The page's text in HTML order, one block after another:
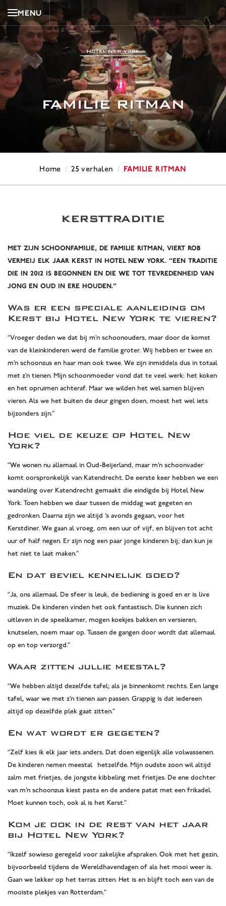
MENU
FAMILIE RITMAN
Home / 25 verhalen / Familie Ritman
KERSTTRADITIE
Met zijn schoonfamilie, de familie Ritman, viert Rob
Vermeij elk jaar Kerst in Hotel New York. “Een traditie
die in 2012 is begonnen en die we tot tevredenheid van
jong en oud in ere houden.”
Was er een speciale aanleiding om
Kerst bij Hotel New York te vieren?
“Vroeger deden we dat bij m’n schoonouders, maar door de komst
van de kleinkinderen werd de familie groter. Wij hebben er twee en
m’n schoonzus en haar man ook twee. We zijn inmiddels dus in totaal
met z’n tienen. Mijn schoonmoeder vond dat te veel werk: het koken
en het opruimen achteraf. Maar we wilden het wel samen blijven
vieren. Als we het buiten de deur gingen doen, moest het wel iets
bijzonders zijn.”
Hoe viel de keuze op Hotel New
York?
“We wonen nu allemaal in Oud-Beijerland, maar m’n schoonvader
komt oorspronkelijk van Katendrecht. De eerste keer hebben we een
wandeling over Katendrecht gemaakt die eindigde bij Hotel New
York. Toen hebben we daar tussen de middag wat gegeten en
gedronken. Daarna zijn we altijd ’s avonds gegaan, voor het
Kerstdiner. We gaan al vroeg, om een uur of vijf, en blijven tot acht
uur of half negen. Er zijn nog een paar jonge kinderen bij; dan kun je
het niet te laat maken.”
En dat beviel kennelijk goed?
“Ja, ons allemaal. De sfeer is leuk, de bediening is goed en er is live
muziek. De kinderen vinden het ook fantastisch. Die kunnen zich
uitleven in de speelkamer, mogen koekjes bakken en versieren,
knutselen, noem maar op. Tussen de gangen door wordt dat allemaal
op en top verzorgd.”
Waar zitten jullie meestal?
“We hebben altijd dezelfde tafel; als je binnenkomt rechts. Een lange
tafel, waar we met z’n tienen aan passen. Grappig is dat iedereen
altijd op dezelfde plek gaat zitten.”
En wat wordt er gegeten?
“Zelf kies ik elk jaar iets anders. Dat doen eigenlijk alle volwassenen.
De kinderen nemen meestal hetzelfde. Mijn oudste zoon wil altijd
zalm met frietjes, de jongste kibbeling met frietjes. De ene dochter
van m’n schoonzus kiest pasta en de andere patat met een frikadel.
Moet kunnen toch, ook al is het Kerst.”
Kom je ook in de rest van het jaar
bij Hotel New York?
“Ikzelf sowieso geregeld voor zakelijke afspraken. Ook met het gezin,
bijvoorbeeld tijdens de Wereldhavendagen of als het mooi weer is.
Gaan we lekker op het terras zitten. Het is en blijft toch een van de
mooiste plekjes van Rotterdam.”